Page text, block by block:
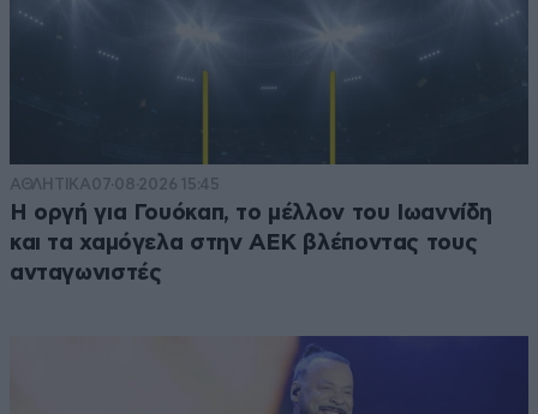
ΑΘΛΗΤΙΚΑ07·08·2026 15:45
Η οργή για Γουόκαπ, το μέλλον του Ιωαννίδη
και τα χαμόγελα στην ΑΕΚ βλέποντας τους
ανταγωνιστές